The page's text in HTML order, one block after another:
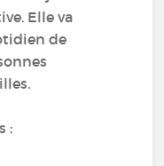
Elle va
de
: